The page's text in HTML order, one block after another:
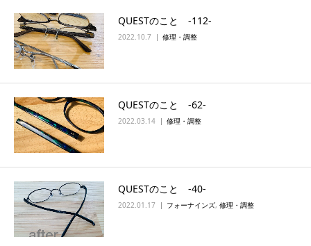
QUESTのこと ‐112‐
2022.10.7 修理・調整
QUESTのこと ‐62‐
2022.03.14 修理・調整
QUESTのこと ‐40‐
2022.01.17 フォーナインズ, 修理・調整